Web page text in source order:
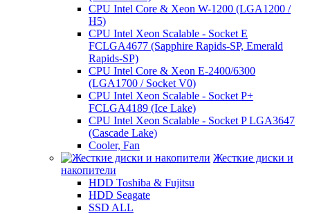
CPU Intel Core & Xeon W-1200 (LGA1200 /
H5)
CPU Intel Xeon Scalable - Socket E
FCLGA4677 (Sapphire Rapids-SP, Emerald
Rapids-SP)
CPU Intel Core & Xeon E-2400/6300
(LGA1700 / Socket V0)
CPU Intel Xeon Scalable - Socket P+
FCLGA4189 (Ice Lake)
CPU Intel Xeon Scalable - Socket P LGA3647
(Cascade Lake)
Cooler, Fan
Жесткие диски и
накопители
HDD Toshiba & Fujitsu
HDD Seagate
SSD ALL